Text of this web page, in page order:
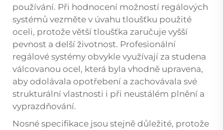
používání. Při hodnocení možností regálových
systémů vezměte v úvahu tloušťku použité
oceli, protože větší tloušťka zaručuje vyšší
pevnost a delší životnost. Profesionální
regálové systémy obvykle využívají za studena
válcovanou ocel, která byla vhodně upravena,
aby odolávala opotřebení a zachovávala své
strukturální vlastnosti i při neustálém plnění a
vyprazdňování.
Nosné specifikace jsou stejně důležité, protože